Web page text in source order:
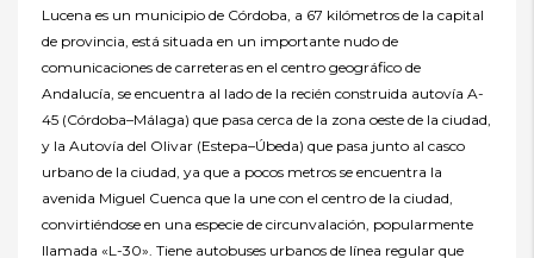
Lucena es un municipio de Córdoba, a 67 kilómetros de la capital
de provincia, está situada en un importante nudo de
comunicaciones de carreteras en el centro geográfico de
Andalucía, se encuentra al lado de la recién construida autovía A-
45 (Córdoba–Málaga) que pasa cerca de la zona oeste de la ciudad,
y la Autovía del Olivar (Estepa–Úbeda) que pasa junto al casco
urbano de la ciudad, ya que a pocos metros se encuentra la
avenida Miguel Cuenca que la une con el centro de la ciudad,
convirtiéndose en una especie de circunvalación, popularmente
llamada «L-30». Tiene autobuses urbanos de línea regular que